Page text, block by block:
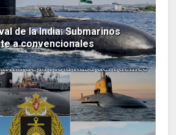
de la India: Submarinos
a convencionales